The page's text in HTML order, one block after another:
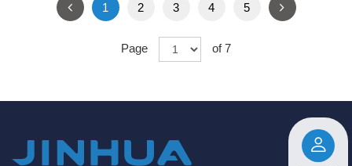
1 2 3 4 5
Page of 7